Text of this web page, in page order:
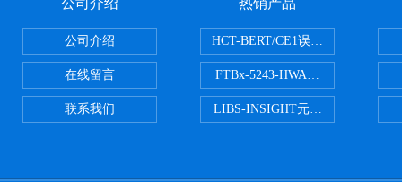
公司介绍
公司介绍
在线留言
联系我们
热销产品
HCT-BERT/CE1误码测试仪
FTBx-5243-HWA光谱分析仪
LIBS-INSIGHT元素光谱分析仪